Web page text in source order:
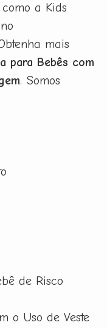
a Kids
mais
para Bebês com
. Somos
de Risco
o Uso de Veste